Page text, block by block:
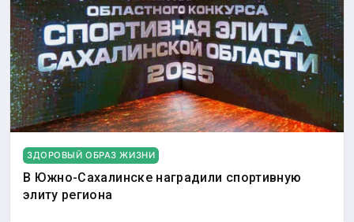
ЗДОРОВЫЙ ОБРАЗ ЖИЗНИ
В Южно-Сахалинске наградили спортивную
элиту региона